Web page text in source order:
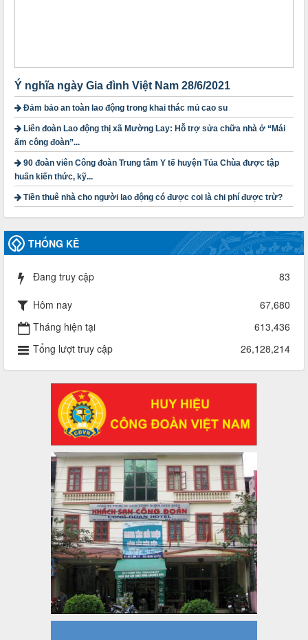
năm 2025
Thời gian đăng: 23/09/2024
lượt xem: 4201 | lượt tải:1317
3716/TLD-TC
Công văn hướng dẫn công tác quả lý tài chính, tài sản công
đoàn khi đơn vị sát nhập, chấm dứt hoạt động
Thời gian đăng: 13/04/2025
lượt xem: 2006 | lượt tải:724
60/TB-LĐLĐ
Thông báo công khai dự toán thu, chi tài chính công đoàn
Thời gian đăng: 28/04/2025
lượt xem: 825 | lượt tải:286
485/QĐ-LĐLĐ
Quyết định về việc công bố công khai quyết toán ngân sách
Thời gian đăng: 29/04/2025
lượt xem: 921 | lượt tải:257
2930/TLĐ-TC
Công văn số 2930/TLĐ-TC, ngày 31/12/2024 của Tổng
LĐLĐ Việt Nam về việc quy định tỷ lệ phân phối tự động
KPCĐ 2% qua tài khoản Công đoàn Việt Nam về các cấp
Công đoàn năm 2025
Thời gian đăng: 06/01/2025
lượt xem: 1068 | lượt tải:438
47-TTCĐ/BTGTU
Thông tin chuyên đề: Một số nôi dung về sắp xếp tổ chức bộ
máy của hệ thống chính trị tinh gọn, hoạt động hiệu lực, hiệu
Thời gian đăng: 25/12/2024
lượt xem: 1227 | lượt tải:340
37/HD-TLĐ
Hướng dẫn Công đoàn với việc tổ chức và hoạt động của
Ban Thanh tra Nhân dân
Thời gian đăng: 27/12/2024
lượt xem: 4953 | lượt tải:1355
35/HD-TLĐ
Hướng dẫn thực hiện một số nội dung chi liên quan đến
Ý nghĩa ngày Gia đình Việt Nam 28/6/2021
Đảm bảo an toàn lao động trong khai thác mủ cao su
Liên đoàn Lao động thị xã Mường Lay: Hỗ trợ sửa chữa nhà ở “Mái
ấm công đoàn”...
90 đoàn viên Công đoàn Trung tâm Y tế huyện Tủa Chùa được tập
huấn kiến thức, kỹ...
Tiền thuê nhà cho người lao động có được coi là chi phí được trừ?
THỐNG KÊ
Đang truy cập 83
Hôm nay
67,680
Tháng hiện tại
613,436
Tổng lượt truy cập
26,128,214